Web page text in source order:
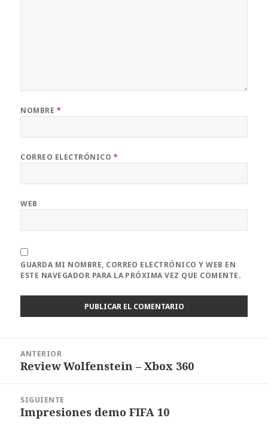
NOMBRE *
CORREO ELECTRÓNICO *
WEB
GUARDA MI NOMBRE, CORREO ELECTRÓNICO Y WEB EN
ESTE NAVEGADOR PARA LA PRÓXIMA VEZ QUE COMENTE.
entradas
ANTERIOR
Entrada
Review Wolfenstein – Xbox 360
SIGUIENTE
Entrada
Impresiones demo FIFA 10